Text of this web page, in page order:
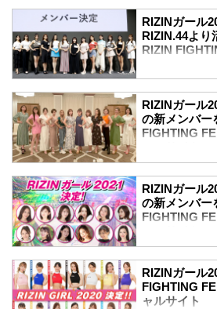
2026年3月6日
RIZINガールメ
新メンバー
ふりがな
名前 事務所 身
意気込み
くらさわしえり
倉沢しえり 松
@kurasawa...
る「RIZINガー
定したぞ！
応募総数約400
査、そして最
んと11名！彼
2025年1月から
リングを華麗
2025」を、み
RIZINガール
2025年1月1日
RIZINガール
から）
RIKO（りこ）
RIKO（りこ）
出身地...
RIZINガール
RIZIN.44より
RIZIN
る「RIZINガー
定したぞ！これ
セプトから一転
選ばれた「
応募総数約500
査、そして最
信で行われた最
したのは、なん
彼女たちの初
たまスーパーア
RIZIN.44だ！リ
RIZINガール
の新メンバー
FIGHTING
る「RIZINガー
定したぞ！
RIZIN公式投票
タウンのそれ
き、最終オーデ
名が「RIZINガ
ることとなった
彼女たちの初舞
RIZINガール
の新メンバー
FIGHTING
る「RIZINガー
定したぞ！
【
RIZINガール
FIGHTING
ャルサイト